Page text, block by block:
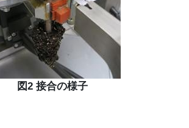
図2 接合の様子